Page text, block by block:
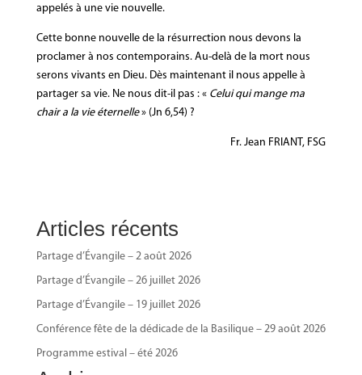
appelés à une vie nouvelle.
Cette bonne nouvelle de la résurrection nous devons la
proclamer à nos contemporains. Au-delà de la mort nous
serons vivants en Dieu. Dès maintenant il nous appelle à
partager sa vie. Ne nous dit-il pas : « Celui qui mange ma
chair a la vie éternelle» (Jn 6,54) ?
Fr. Jean FRIANT, FSG
Articles récents
Partage d’Évangile – 2 août 2026
Partage d’Évangile – 26 juillet 2026
Partage d’Évangile – 19 juillet 2026
Conférence fête de la dédicade de la Basilique – 29 août 2026
Programme estival – été 2026